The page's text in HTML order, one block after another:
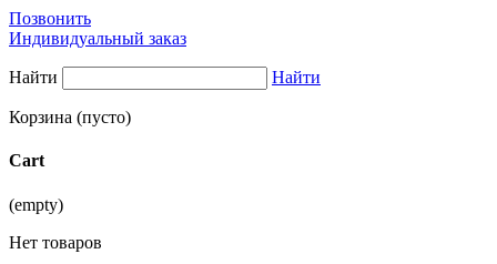
Позвонить
Индивидуальный заказ
Найти Найти
Корзина (пусто)
Cart
(empty)
Нет товаров